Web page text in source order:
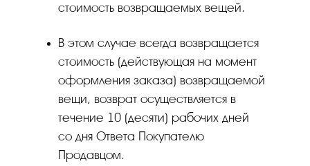
стоимость возвращаемых вещей.
В этом случае всегда возвращается
стоимость (действующая на момент
оформления заказа) возвращаемой
вещи, возврат осуществляется в
течение 10 (десяти) рабочих дней
со дня Ответа Покупателю
Продавцом.